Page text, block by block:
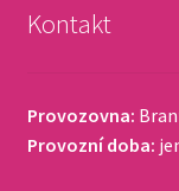
Kontakt
Provozovna:
Provozní doba: